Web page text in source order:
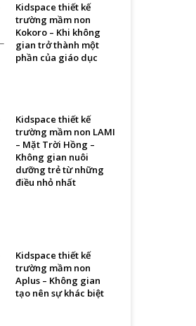
Kidspace thiết kế
trường mầm non
Kokoro – Khi không
gian trở thành một
phần của giáo dục
Kidspace thiết kế
trường mầm non LAMI
– Mặt Trời Hồng –
Không gian nuôi
dưỡng trẻ từ những
điều nhỏ nhất
Kidspace thiết kế
trường mầm non
Aplus – Không gian
tạo nên sự khác biệt